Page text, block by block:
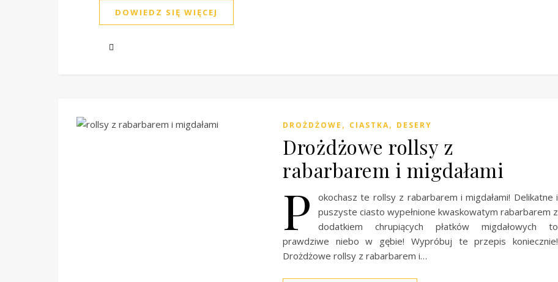
DOWIEDZ SIĘ WIĘCEJ
DROŻDŻOWE , CIASTKA, DESERY
Drożdżowe rollsy z
rabarbarem i migdałami
P
okochasz te rollsy z rabarbarem i migdałami! Delikatne i
puszyste ciasto wypełnione kwaskowatym rabarbarem z
dodatkiem chrupiących płatków migdałowych to
prawdziwe niebo w gębie! Wypróbuj te przepis koniecznie!
Drożdżowe rollsy z rabarbarem i…